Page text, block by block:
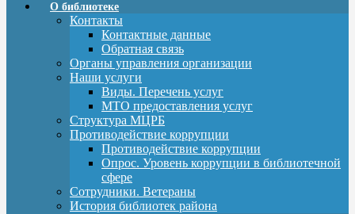
О библиотеке
Контакты
Контактные данные
Обратная связь
Органы управления организации
Наши услуги
Виды. Перечень услуг
МТО предоставления услуг
Структура МЦРБ
Противодействие коррупции
Противодействие коррупции
Опрос. Уровень коррупции в библиотечной
сфере
Сотрудники. Ветераны
История библиотек района